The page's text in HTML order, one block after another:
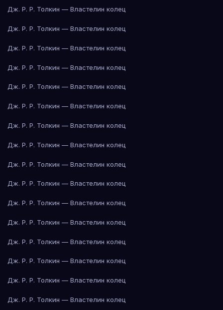
Дж. Р. Р. Толкин — Властелин колец
Дж. Р. Р. Толкин — Властелин колец
Дж. Р. Р. Толкин — Властелин колец
Дж. Р. Р. Толкин — Властелин колец
Дж. Р. Р. Толкин — Властелин колец
Дж. Р. Р. Толкин — Властелин колец
Дж. Р. Р. Толкин — Властелин колец
Дж. Р. Р. Толкин — Властелин колец
Дж. Р. Р. Толкин — Властелин колец
Дж. Р. Р. Толкин — Властелин колец
Дж. Р. Р. Толкин — Властелин колец
Дж. Р. Р. Толкин — Властелин колец
Дж. Р. Р. Толкин — Властелин колец
Дж. Р. Р. Толкин — Властелин колец
Дж. Р. Р. Толкин — Властелин колец
Дж. Р. Р. Толкин — Властелин колец